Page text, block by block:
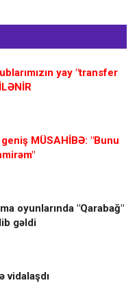
yay "transfer
MÜSAHİBƏ: "Bunu
oyunlarında "Qarabağ"
gəldi
vidalaşdı